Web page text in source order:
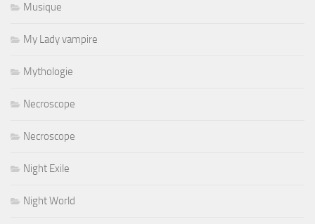
Musique
My Lady vampire
Mythologie
Necroscope
Necroscope
Night Exile
Night World